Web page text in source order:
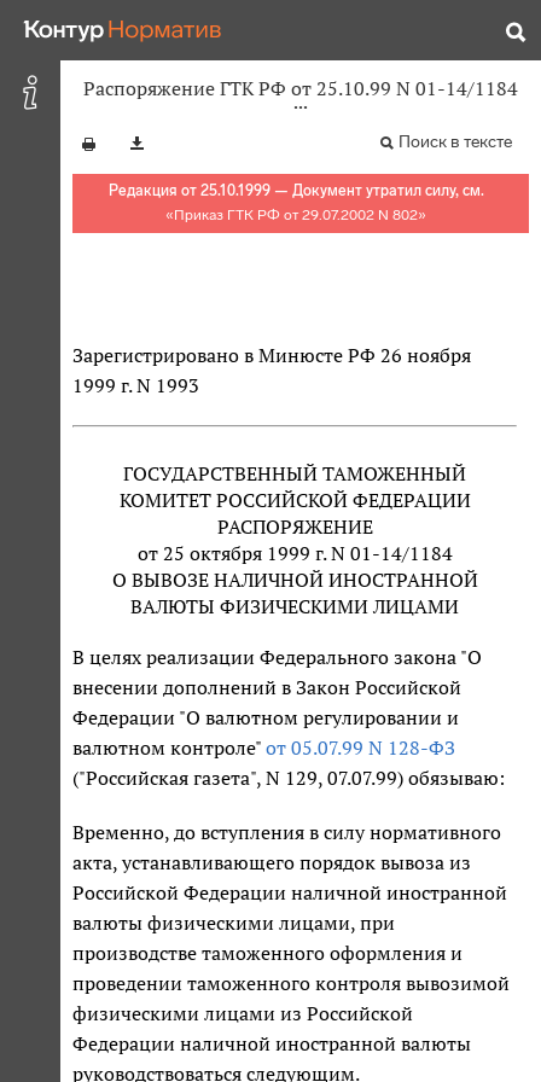
Распоряжение ГТК РФ от 25.10.99 N 01-14/1184
Поиск в тексте
Редакция от 25.10.1999 — Документ утратил силу, см.
«Приказ ГТК РФ от 29.07.2002 N 802»
Зарегистрировано в Минюсте РФ 26 ноября
1999 г. N 1993
ГОСУДАРСТВЕННЫЙ ТАМОЖЕННЫЙ
КОМИТЕТ РОССИЙСКОЙ ФЕДЕРАЦИИ
РАСПОРЯЖЕНИЕ
от 25 октября 1999 г. N 01-14/1184
О ВЫВОЗЕ НАЛИЧНОЙ ИНОСТРАННОЙ
ВАЛЮТЫ ФИЗИЧЕСКИМИ ЛИЦАМИ
В целях реализации Федерального закона "О
внесении дополнений в Закон Российской
Федерации "О валютном регулировании и
валютном контроле" от 05.07.99 N 128-ФЗ
("Российская газета", N 129, 07.07.99) обязываю:
Временно, до вступления в силу нормативного
акта, устанавливающего порядок вывоза из
Российской Федерации наличной иностранной
валюты физическими лицами, при
производстве таможенного оформления и
проведении таможенного контроля вывозимой
физическими лицами из Российской
Федерации наличной иностранной валюты
руководствоваться следующим.